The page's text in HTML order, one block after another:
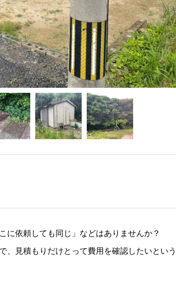
に依頼しても同じ」などはありませんか？
、見積もりだけとって費用を確認したいという